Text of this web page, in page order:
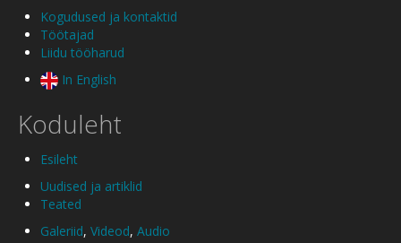
Kogudused ja kontaktid
Töötajad
Liidu tööharud
In English
Koduleht
Esileht
Uudised ja artiklid
Teated
Galeriid, Videod, Audio